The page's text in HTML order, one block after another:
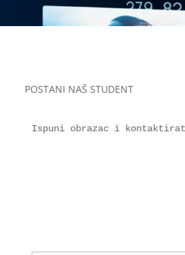
POSTANI NAŠ STUDENT
Ispuni obrazac i